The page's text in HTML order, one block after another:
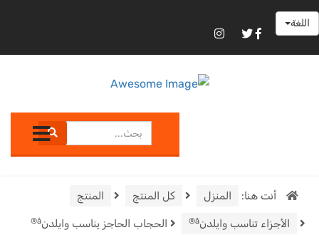
اللغة
أنت هنا: المنزل كل المنتج المنتج
الأجزاء تناسب وايلدنÂ® الحجاب الحاجز يناسب وايلدنÂ®